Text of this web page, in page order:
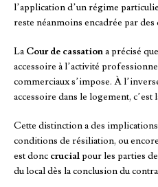
l’application d’un régime
reste néanmoins encadrée par
La Cour de cassationa précisé
accessoire à l’activité
commerciaux s’impose. À
accessoire dans le logement, c’est
Cette distinction a des
conditions de résiliation, ou
est donc crucialpour les parties
du local dès la conclusion du